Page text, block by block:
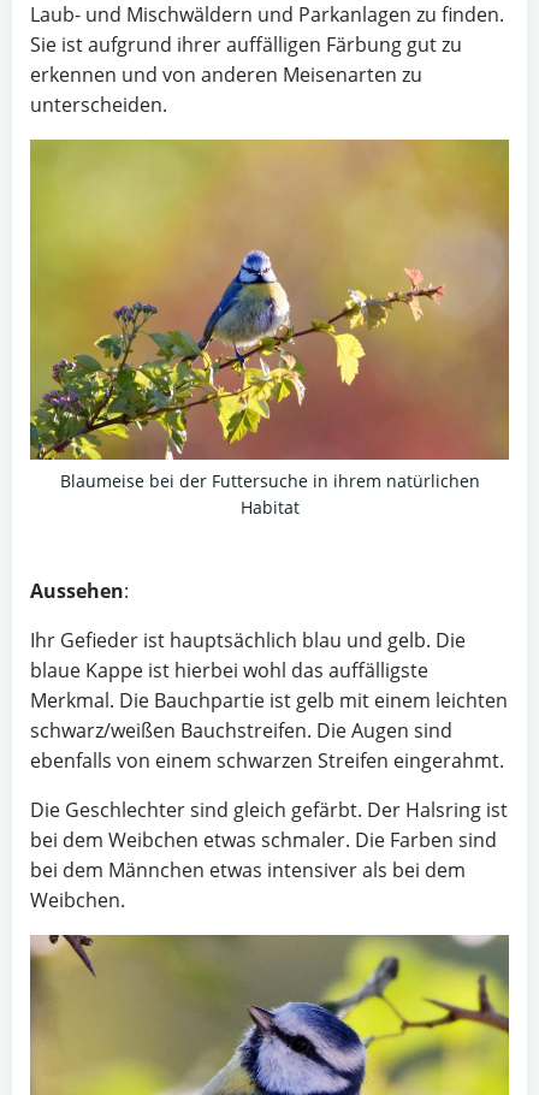
Laub- und Mischwäldern und Parkanlagen zu finden.
Sie ist aufgrund ihrer auffälligen Färbung gut zu
erkennen und von anderen Meisenarten zu
unterscheiden.
Blaumeise bei der Futtersuche in ihrem natürlichen
Habitat
Aussehen:
Ihr Gefieder ist hauptsächlich blau und gelb. Die
blaue Kappe ist hierbei wohl das auffälligste
Merkmal. Die Bauchpartie ist gelb mit einem leichten
schwarz/weißen Bauchstreifen. Die Augen sind
ebenfalls von einem schwarzen Streifen eingerahmt.
Die Geschlechter sind gleich gefärbt. Der Halsring ist
bei dem Weibchen etwas schmaler. Die Farben sind
bei dem Männchen etwas intensiver als bei dem
Weibchen.